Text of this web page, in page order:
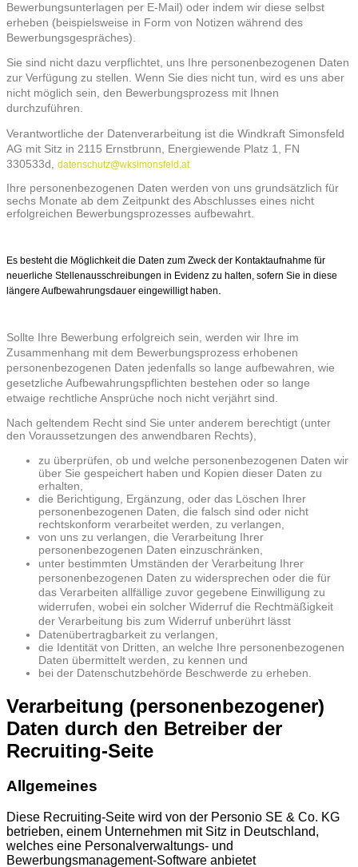
Bewerbungsunterlagen per E-Mail) oder indem wir diese selbst
erheben (beispielsweise in Form von Notizen während des
Bewerbungsgespräches).
Sie sind nicht dazu verpflichtet, uns Ihre personenbezogenen Daten
zur Verfügung zu stellen. Wenn Sie dies nicht tun, wird es uns aber
nicht möglich sein, den Bewerbungsprozess mit Ihnen
durchzuführen.
Verantwortliche der Datenverarbeitung ist die Windkraft Simonsfeld
AG mit Sitz in 2115 Ernstbrunn, Energiewende Platz 1, FN
330533d, datenschutz@wksimonsfeld.at
Ihre personenbezogenen Daten werden von uns grundsätzlich für
sechs Monate ab dem Zeitpunkt des Abschlusses eines nicht
erfolgreichen Bewerbungsprozesses aufbewahrt.
Es besteht die Möglichkeit die Daten zum Zweck der Kontaktaufnahme für
neuerliche Stellenausschreibungen in Evidenz zu halten, sofern Sie in diese
längere Aufbewahrungsdauer eingewilligt haben
Sollte Ihre Bewerbung erfolgreich sein, werden wir Ihre im
Zusammenhang mit dem Bewerbungsprozess erhobenen
personenbezogenen Daten jedenfalls so lange aufbewahren, wie
gesetzliche Aufbewahrungspflichten bestehen oder so lange
etwaige rechtliche Ansprüche noch nicht verjährt sind.
Nach geltendem Recht sind Sie unter anderem berechtigt (unter
den Voraussetzungen des anwendbaren Rechts),
zu überprüfen, ob und welche personenbezogenen Daten wir
über Sie gespeichert haben und Kopien dieser Daten zu
erhalten,
die Berichtigung, Ergänzung, oder das Löschen Ihrer
personenbezogenen Daten, die falsch sind oder nicht
rechtskonform verarbeitet werden, zu verlangen,
von uns zu verlangen, die Verarbeitung Ihrer
personenbezogenen Daten einzuschränken,
unter bestimmten Umständen der Verarbeitung Ihrer
personenbezogenen Daten zu widersprechen oder die für
das Verarbeiten allfällige zuvor gegebene Einwilligung zu
widerrufen, wobei ein solcher Widerruf die Rechtmäßigkeit
der Verarbeitung bis zum Widerruf unberührt lässt
Datenübertragbarkeit zu verlangen,
die Identität von Dritten, an welche Ihre personenbezogenen
Daten übermittelt werden, zu kennen und
bei der Datenschutzbehörde Beschwerde zu erheben.
Verarbeitung (personenbezogener)
Daten durch den Betreiber der
Recruiting-Seite
Allgemeines
Diese Recruiting-Seite wird von der Personio SE & Co. KG
betrieben, einem Unternehmen mit Sitz in Deutschland,
welches eine Personalverwaltungs- und
Bewerbungsmanagement-Software anbietet